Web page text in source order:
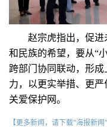
赵宗虎指出，促进
和民族的希望，要从“
跨部门协同联动，形
力，以更实举措、更
关爱保护网。
【更多新闻，请下载"海报新